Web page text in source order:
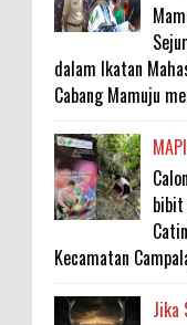
dalam Ikatan
Cabang Mamuju
bibit
Kecamatan
Jika